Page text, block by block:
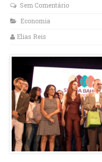
Sem Comentário
Economia
Elias Reis